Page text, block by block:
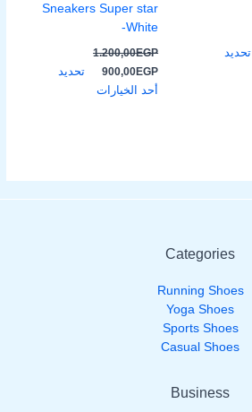
تحديد
Sneakers Super star
-White
1.200,00EGP
900,00EGP
تحديد
أحد الخيارات
Categories
Running Shoes
Yoga Shoes
Sports Shoes
Casual Shoes
Business